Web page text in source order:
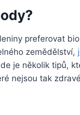
⁤preferovat⁣
​zemědělství,
je několik tipů,
nejsou tak